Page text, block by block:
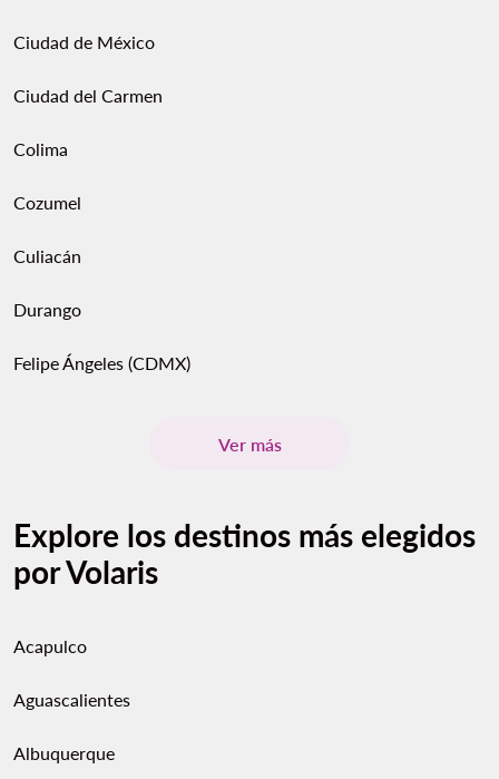
Ciudad de México
Ciudad del Carmen
Colima
Cozumel
Culiacán
Durango
Felipe Ángeles (CDMX)
Ver más
Explore los destinos más elegidos
por Volaris
Acapulco
Aguascalientes
Albuquerque